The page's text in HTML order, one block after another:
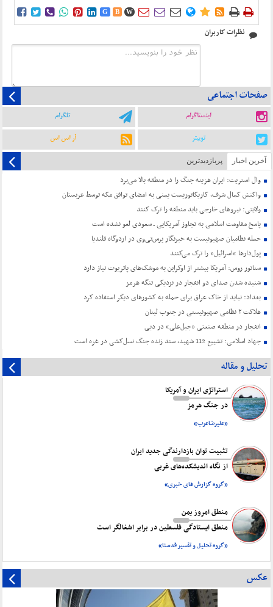
      G B W        
نظرات کاربران
صفحات اجتماعی
اینستاگرام تلگرام
توییتر آر اس اس
آخرین اخبار پربازدیدترین
وال استریت: ایران هزینه جنگ را در منطقه بالا می‌برد
واکنش کمال شرف، کاریکاتوریست یمنی به امضای توافق مکه توسط عربستان
ولایتی: نیروهای خارجی باید منطقه را ترک کنند
پاسخ مقاومت اسلامی به تجاوز آمریکایی ـ سعودی لغو نشده است
حمله نظامیان صهیونیست به خبرنگار پرس‌تی‌وی در اردوگاه قلندیا
پول‌دارها “اسرائیل” را ترک می‌کنند
سناتور روس: آمریکا بیشتر از اوکراین به موشک‌های پاتریوت نیاز دارد
شنیده شدن صدای دو انفجار در نزدیکی تنگه هرمز
بغداد: نباید از خاک عراق برای حمله به کشورهای دیگر استفاده کرد
هلاکت ۲ نظامی صهیونیستی در جنوب لبنان
انفجار در منطقه صنعتی «جبل‌علی» در دبی
جهاد اسلامی: تشییع 112 شهید، سند زنده جنگ نسل‌کشی در غزه است
تحلیل و مقاله
استراتژی ایران و آمریکا
در جنگ هرمز
«علیرضاعرب»
تثبیت توان بازدارندگی جدید ایران
از نگاه اندیشکده‌های غربی
«گروه گزارش های خبری»
منطق امروز یمن
منطق ایستادگی فلسطین در برابر اشغالگر است
«گروه تحلیل و تفسیر قدسنا»
عکس